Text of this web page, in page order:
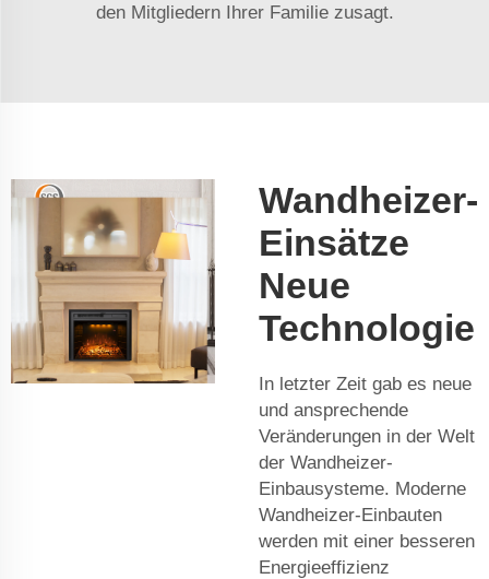
den Mitgliedern Ihrer Familie zusagt.
Wandheizer-
Einsätze
Neue
Technologie
In letzter Zeit gab es neue
und ansprechende
Veränderungen in der Welt
der Wandheizer-
Einbausysteme. Moderne
Wandheizer-Einbauten
werden mit einer besseren
Energieeffizienz